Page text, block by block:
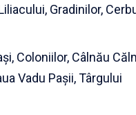
Gradinilor,
Coloniilor, Câlnău
Vadu Pașii, Târgului